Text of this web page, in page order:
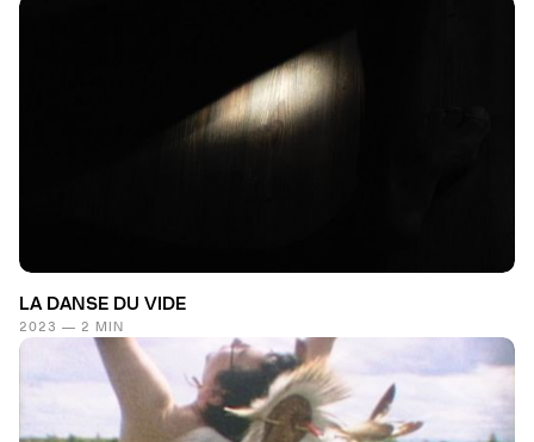
LA DANSE DU VIDE
2023 — 2 MIN